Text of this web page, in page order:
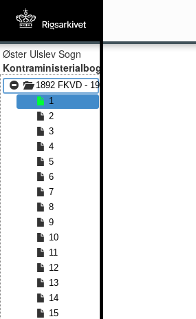
Øster Ulslev Sogn
Kontraministerialbog
1892 FKVD - 1905 FKVD
1
2
3
4
5
6
7
8
9
10
11
12
13
14
15